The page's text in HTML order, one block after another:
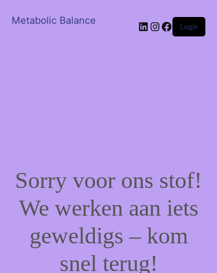
Metabolic Balance LinkedIn
Instagram
Facebook
Login
Sorry voor ons stof!
We werken aan iets
geweldigs – kom
snel terug!